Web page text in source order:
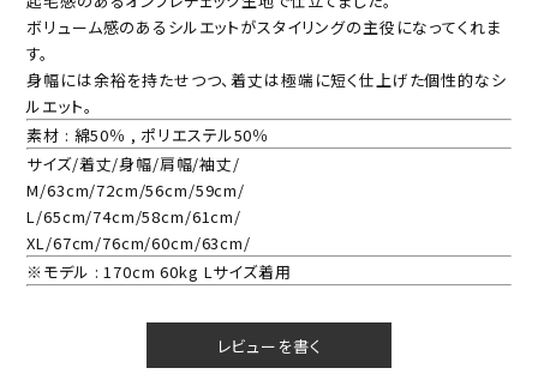
ボリューム感のあるシルエットがスタイリングの主役になってくれま
す。
身幅には余裕を持たせつつ、着丈は極端に短く仕上げた個性的なシ
ルエット。
素材 : 綿50％ , ポリエステル50％
サイズ/着丈/身幅/肩幅/袖丈/
M/63cm/72cm/56cm/59cm/
L/65cm/74cm/58cm/61cm/
XL/67cm/76cm/60cm/63cm/
※モデル : 170cm 60kg Lサイズ着用
レビューを書く